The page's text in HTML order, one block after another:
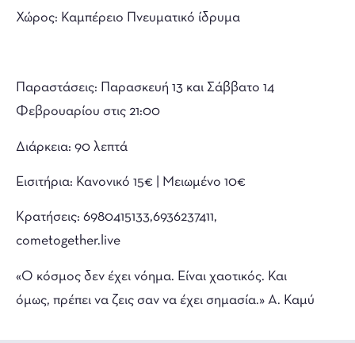
Χώρος: Καμπέρειο Πνευματικό ίδρυμα
Παραστάσεις: Παρασκευή 13 και Σάββατο 14
Φεβρουαρίου στις 21:00
Διάρκεια: 90 λεπτά
Εισιτήρια: Κανονικό 15€ | Μειωμένο 10€
Κρατήσεις: 6980415133,6936237411,
cometogether.live
«Ο κόσμος δεν έχει νόημα. Είναι χαοτικός. Και
όμως, πρέπει να ζεις σαν να έχει σημασία.» Α. Καμύ